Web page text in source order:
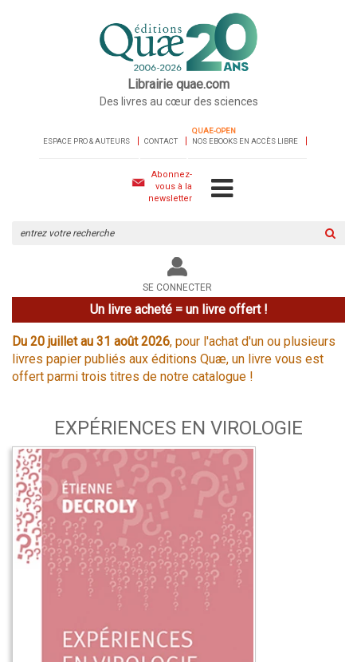
Librairie quae.com
Des livres au cœur des sciences
ESPACE PRO & AUTEURS CONTACT
QUAE-OPEN
NOS EBOOKS EN ACCÈS LIBRE
Abonnez-
vous à la
newsletter
le
site
SE CONNECTER
Un livre acheté = un livre offert !
Du 20 juillet au 31 août 2026, pour l'achat d'un ou plusieurs
livres papier publiés aux éditions Quæ, un livre vous est
offert parmi trois titres de notre catalogue !
EXPÉRIENCES EN VIROLOGIE